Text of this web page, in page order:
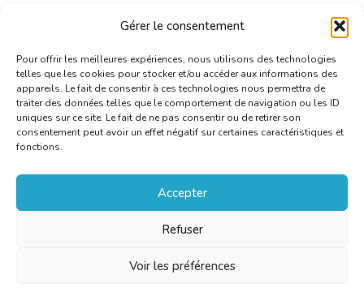
Gérer le consentement
Pour offrir les meilleures expériences, nous utilisons des technologies
telles que les cookies pour stocker et/ou accéder aux informations des
appareils. Le fait de consentir à ces technologies nous permettra de
traiter des données telles que le comportement de navigation ou les ID
uniques sur ce site. Le fait de ne pas consentir ou de retirer son
consentement peut avoir un effet négatif sur certaines caractéristiques et
fonctions.
Accepter
Refuser
Voir les préférences